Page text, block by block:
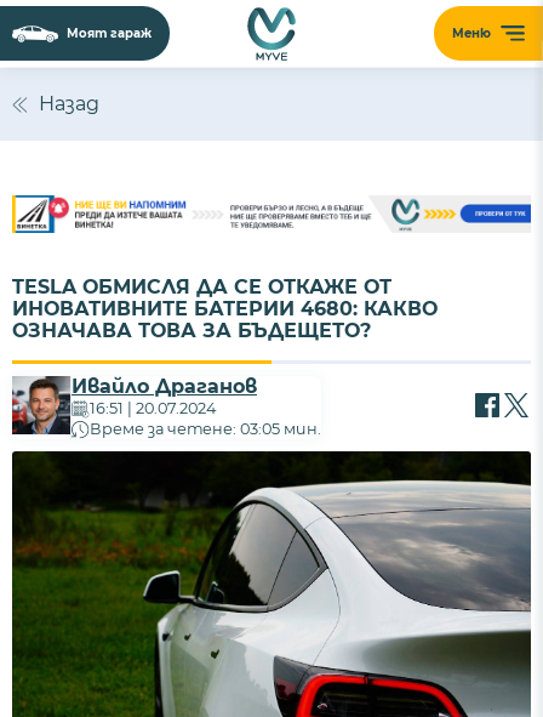
Меню
Моят гараж
Назад
TESLA ОБМИСЛЯ ДА СЕ ОТКАЖЕ ОТ
ИНОВАТИВНИТЕ БАТЕРИИ 4680: КАКВО
ОЗНАЧАВА ТОВА ЗА БЪДЕЩЕТО?
Ивайло Драганов
16:51 | 20.07.2024
Време за четене: 03:05 мин.